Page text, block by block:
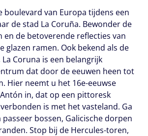
boulevard van Europa tijdens een
de stad La Coruña. Bewonder de
en de betoverende reflecties van
glazen ramen. Ook bekend als de
La Coruna is een belangrijk
dat door de eeuwen heen tot
Hier neemt u het 16e-eeuwse
in, dat op een pittoresk
is met het vasteland. Ga
passeer bossen, Galicische dorpen
Stop bij de Hercules-toren,